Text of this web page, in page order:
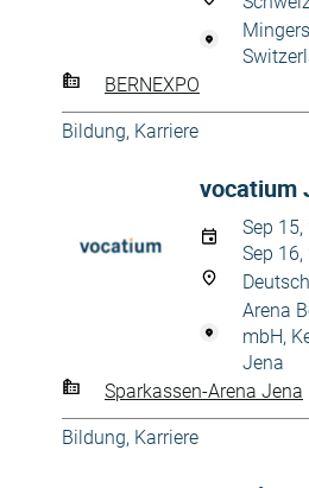
BERNEXPO
Bildung, Karriere
vocatium
Sep 15,
Sep 16,
Arena
mbH,
Jena
Sparkassen-Arena Jena
Bildung, Karriere